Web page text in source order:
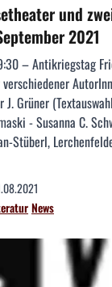
und
2021
– Antikriegstag
Grüner
- Susanna C.
Stüberl,
News